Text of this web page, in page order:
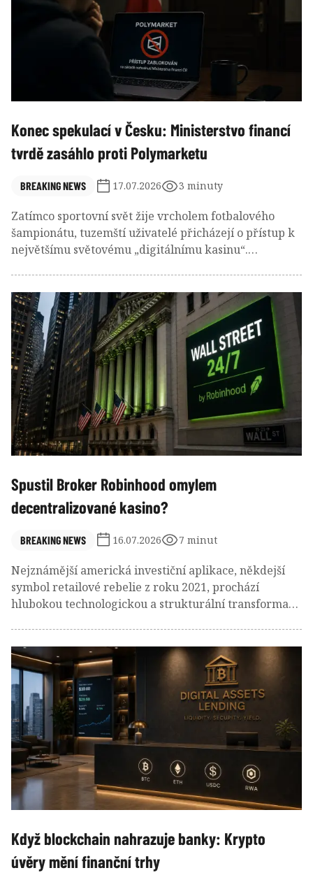
Konec spekulací v Česku: Ministerstvo financí
tvrdě zasáhlo proti Polymarketu
BREAKING NEWS 17.07.2026 3 minuty
Zatímco sportovní svět žije vrcholem fotbalového
šampionátu, tuzemští uživatelé přicházejí o přístup k
největšímu světovému „digitálnímu kasinu“.
Spustil Broker Robinhood omylem
decentralizované kasino?
BREAKING NEWS 16.07.2026 7 minut
Nejznámější americká investiční aplikace, někdejší
symbol retailové rebelie z roku 2021, prochází
hlubokou technologickou a strukturální transformací.
cílem vybudovat globální infrastrukturu pro
tokenizované akcie a jiná tokenizovaná aktiva.
Výsledky prvních týdnů však ukazují fascinující
rozpor: technologicky špičková síť sice zaznamenala
raketový růst objemů, místo regulovaných akcií Apple
či Nvidia ji však zcela ovládla spekulativní mánie
memecoinů.
Když blockchain nahrazuje banky: Krypto
úvěry mění finanční trhy